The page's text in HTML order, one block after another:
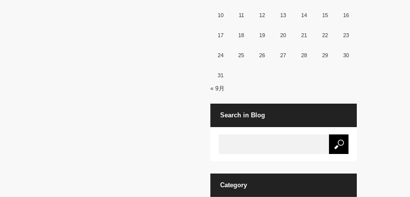
10 11 12 13 14 15 16
17 18 19 20 21 22 23
24 25 26 27 28 29 30
31
« 9月
Search in Blog
Category